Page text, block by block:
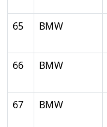
65 BMW
66 BMW
67 BMW